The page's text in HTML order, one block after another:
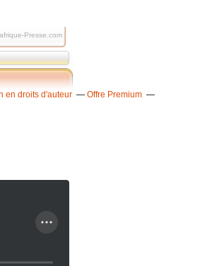
Presse.com
en droits d'auteur
Offre Premium